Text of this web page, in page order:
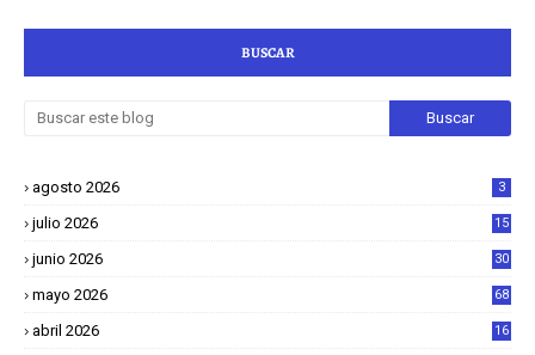
BUSCAR
agosto 2026 3
julio 2026 15
junio 2026 30
mayo 2026 68
abril 2026
16